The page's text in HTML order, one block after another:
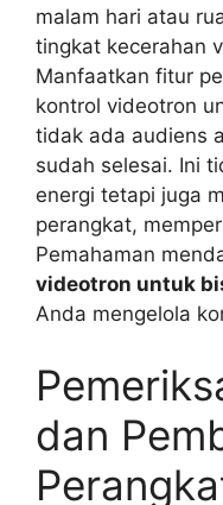
malam hari atau
tingkat kecerahan
Manfaatkan fitur
kontrol videotron
tidak ada audiens
sudah selesai. Ini
energi tetapi juga
perangkat,
Pemahaman
videotron untuk
Anda mengelola
dan